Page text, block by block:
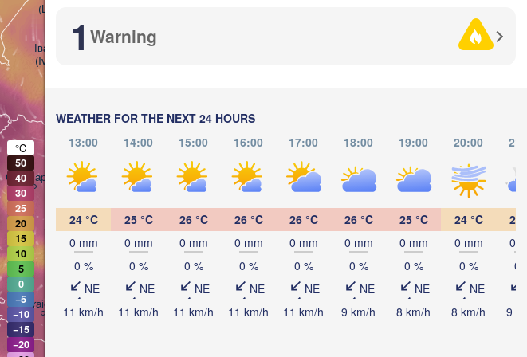
1 Warning
WEATHER FOR THE NEXT 24 HOURS
13:00
14:00 15:00 16:00 17:00 18:00 19:00 20:00
24 °C
0 mm
0 %
NE
11 km/h
25 °C
0 mm
0 %
NE
11 km/h
26 °C
0 mm
0 %
NE
11 km/h
26 °C
0 mm
0 %
NE
11 km/h
26 °C
0 mm
0 %
NE
11 km/h
26 °C
0 mm
0 %
NE
9 km/h
25 °C
0 mm
0 %
NE
8 km/h
24 °C
0 mm
0 %
NE
8 km/h
22
0
0
9
(Lviv)
(Khmelnytskyi)
București
Одеса
(Odesa)
(Sevastopol)
Chișinău
Craiova Constanța
Івано-Франківськ
(Ivano-Frankivsk)
Brașov
Galați
Sibiu
(Mykolaiv)
Cluj-Napoca
ROMANIA
MOLDOVA
Керчь
(Kerch)
(Melitopol)
°C
50
40
30
25
20
15
10
5
0
−5
−10
−15
−20